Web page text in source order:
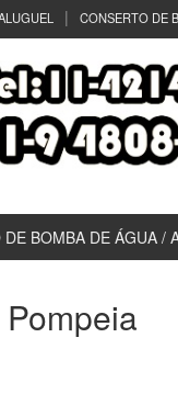
CONSERTO DE
DE BOMBA DE ÁGUA /